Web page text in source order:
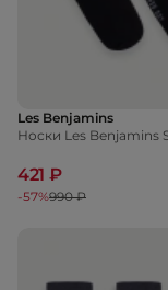
Les Benjamins
Носки Les Benjamins
421 ₽
-57%990 ₽